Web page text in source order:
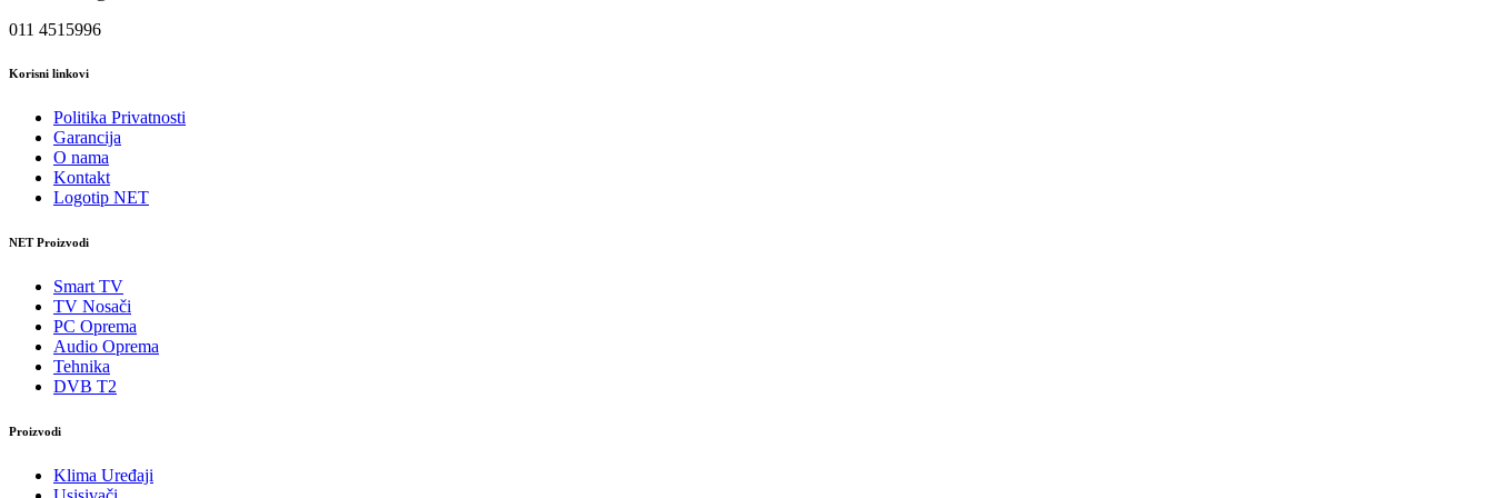
011 4515996
Korisni linkovi
Politika Privatnosti
Garancija
O nama
Kontakt
Logotip NET
NET Proizvodi
Smart TV
TV Nosači
PC Oprema
Audio Oprema
Tehnika
DVB T2
Proizvodi
Klima Uređaji